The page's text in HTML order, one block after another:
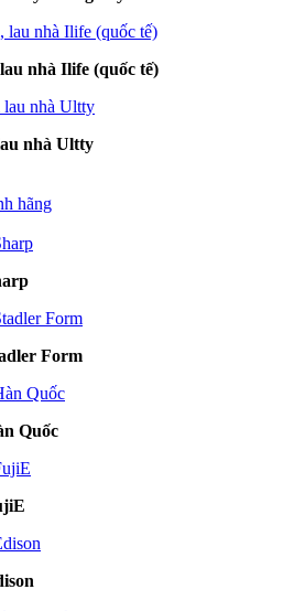
nhà Ilife (quốc tế)
nhà Ultty
hãng
Form
Quốc